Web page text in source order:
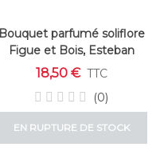
Bouquet parfumé soliflore
Figue et Bois, Esteban
18,50 € TTC
(0)
EN RUPTURE DE STOCK